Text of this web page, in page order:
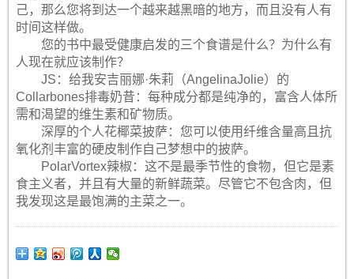
己，那么您将到达一个越来越黑暗的地方，而且没有人有
时间这样做。
您的书中最受健康启发的三个食谱是什么？为什么有
人现在就应该制作？
JS：给我安吉丽娜·朱莉（AngelinaJolie）的
Collarbones排毒奶昔：每种成分都是纯净的，富含人体所
需和渴望的维生素和矿物质。
深厚的个人花椰菜披萨：您可以使用纤维含量高且抗
氧化剂丰富的硬皮制作自己梦想中的披萨。
PolarVortex辣椒：这不是最季节性的食物，但它是素
食主义者，并且有大量的新鲜蔬菜。尽管它不包含肉，但
我发现这是最饱满的主菜之一。